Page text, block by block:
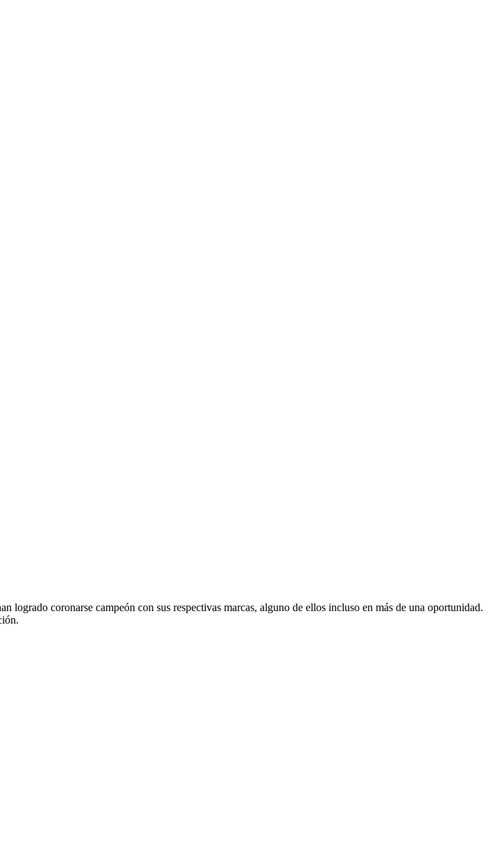
coronarse campeón con sus respectivas marcas, alguno de ellos incluso en más de una oportunidad.